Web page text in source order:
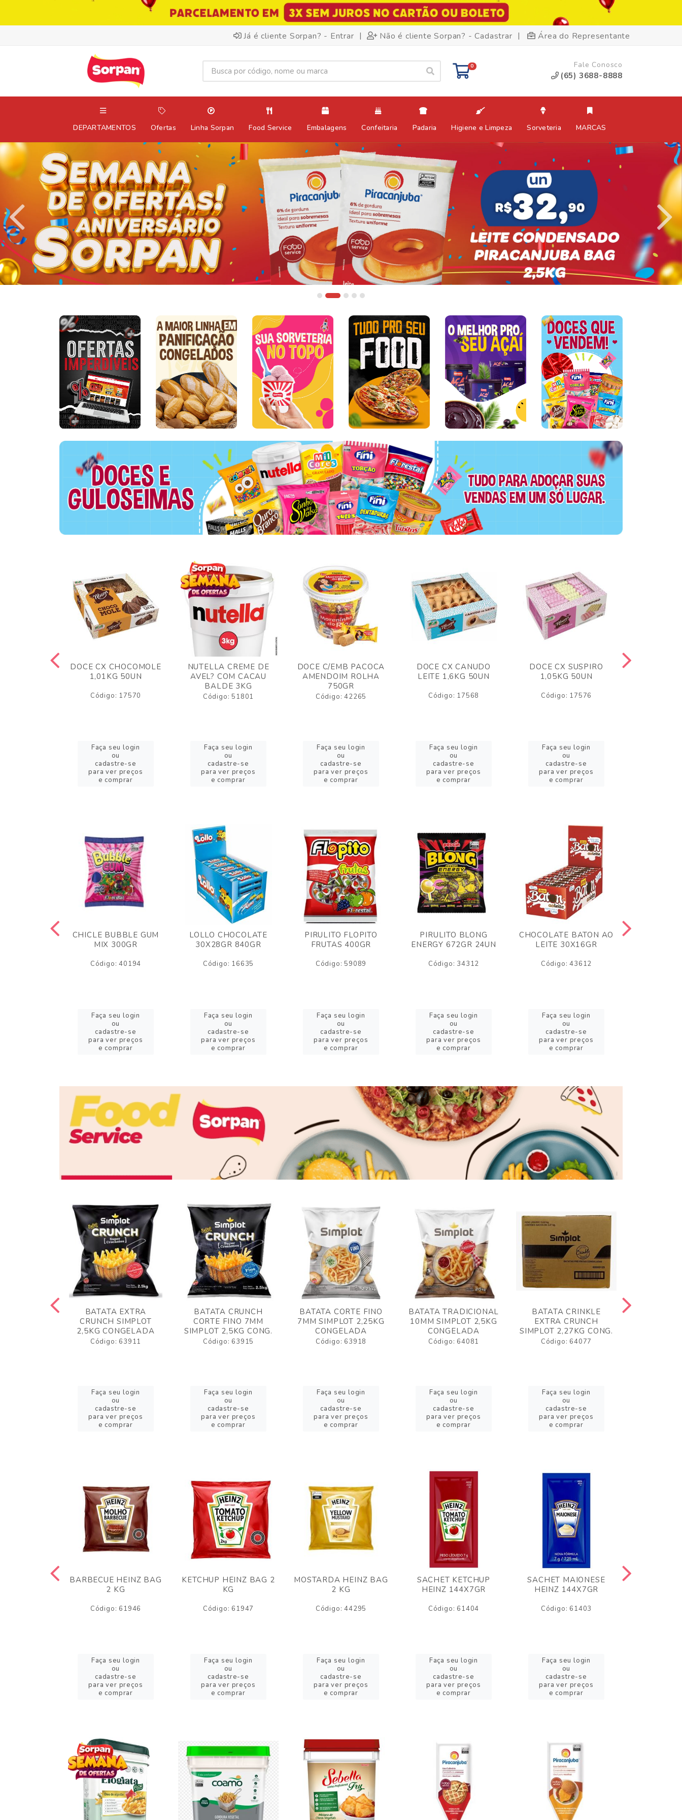
Já é cliente Sorpan? - Entrar | Não é cliente Sorpan? - Cadastrar | Área do Representante
0 Fale Conosco
(65) 3688-8888
DEPARTAMENTOS Ofertas Linha Sorpan Food Service Embalagens Confeitaria Padaria Higiene e Limpeza Sorveteria MARCAS
DOCE CX CHOCOMOLE
1,01KG 50UN
Código: 17570
Faça seu login
ou
cadastre-se
para ver preços
e comprar
NUTELLA CREME DE
AVEL? COM CACAU
BALDE 3KG
Código: 51801
Faça seu login
ou
cadastre-se
para ver preços
e comprar
DOCE C/EMB PACOCA
AMENDOIM ROLHA
750GR
Código: 42265
Faça seu login
ou
cadastre-se
para ver preços
e comprar
DOCE CX CANUDO
LEITE 1,6KG 50UN
Código: 17568
Faça seu login
ou
cadastre-se
para ver preços
e comprar
DOCE CX SUSPIRO
1,05KG 50UN
Código: 17576
Faça seu login
ou
cadastre-se
para ver preços
e comprar
CHICLE BUBBLE GUM
MIX 300GR
Código: 40194
Faça seu login
ou
cadastre-se
para ver preços
e comprar
LOLLO CHOCOLATE
30X28GR 840GR
Código: 16635
Faça seu login
ou
cadastre-se
para ver preços
e comprar
PIRULITO FLOPITO
FRUTAS 400GR
Código: 59089
Faça seu login
ou
cadastre-se
para ver preços
e comprar
PIRULITO BLONG
ENERGY 672GR 24UN
Código: 34312
Faça seu login
ou
cadastre-se
para ver preços
e comprar
CHOCOLATE BATON AO
LEITE 30X16GR
Código: 43612
Faça seu login
ou
cadastre-se
para ver preços
e comprar
BATATA EXTRA
CRUNCH SIMPLOT
2,5KG CONGELADA
Código: 63911
Faça seu login
ou
cadastre-se
para ver preços
e comprar
BATATA CRUNCH
CORTE FINO 7MM
SIMPLOT 2,5KG CONG.
Código: 63915
Faça seu login
ou
cadastre-se
para ver preços
e comprar
BATATA CORTE FINO
7MM SIMPLOT 2,25KG
CONGELADA
Código: 63918
Faça seu login
ou
cadastre-se
para ver preços
e comprar
BATATA TRADICIONAL
10MM SIMPLOT 2,5KG
CONGELADA
Código: 64081
Faça seu login
ou
cadastre-se
para ver preços
e comprar
BATATA CRINKLE
EXTRA CRUNCH
SIMPLOT 2,27KG CONG.
Código: 64077
Faça seu login
ou
cadastre-se
para ver preços
e comprar
BARBECUE HEINZ BAG
2 KG
Código: 61946
Faça seu login
ou
cadastre-se
para ver preços
e comprar
KETCHUP HEINZ BAG 2
KG
Código: 61947
Faça seu login
ou
cadastre-se
para ver preços
e comprar
MOSTARDA HEINZ BAG
2 KG
Código: 44295
Faça seu login
ou
cadastre-se
para ver preços
e comprar
SACHET KETCHUP
HEINZ 144X7GR
Código: 61404
Faça seu login
ou
cadastre-se
para ver preços
e comprar
SACHET MAIONESE
HEINZ 144X7GR
Código: 61403
Faça seu login
ou
cadastre-se
para ver preços
e comprar